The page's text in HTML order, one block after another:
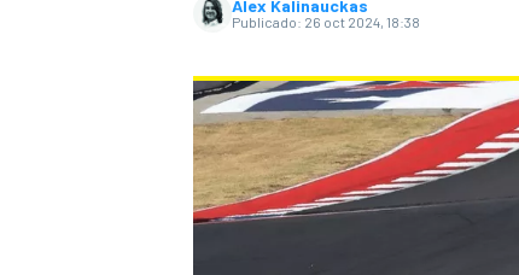
MOTOGP
Alex Kalinauckas
Publicado: 26 oct 2024, 18:38